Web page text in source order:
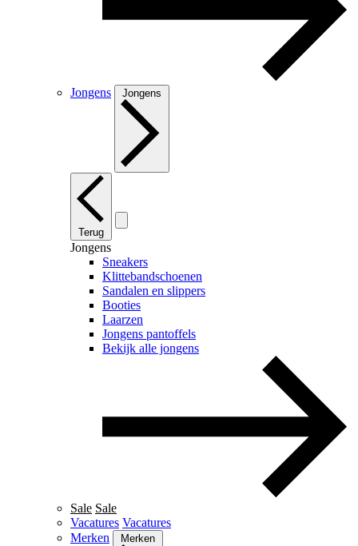
Jongens Jongens
Terug
Jongens
Sneakers
Klittebandschoenen
Sandalen en slippers
Booties
Laarzen
Jongens pantoffels
Bekijk alle jongens
Sale Sale
Vacatures Vacatures
Merken
Merken